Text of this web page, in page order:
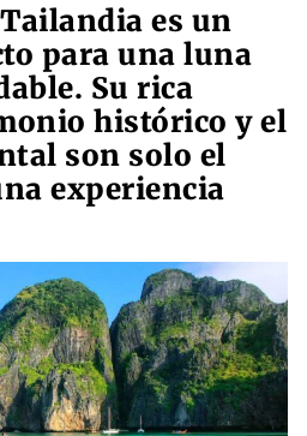
es un
para una luna
Su rica
histórico y el
son solo el
experiencia